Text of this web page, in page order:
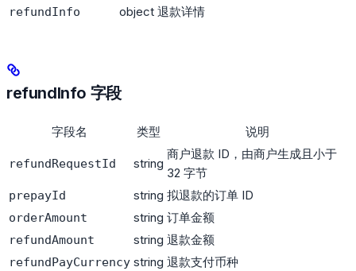
refundInfo object 退款详情
refundInfo 字段
字段名 类型 说明
refundRequestId string
商户退款 ID，由商户生成且小于
32 字节
prepayId string 拟退款的订单 ID
orderAmount string 订单金额
refundAmount string 退款金额
refundPayCurrency string 退款支付币种